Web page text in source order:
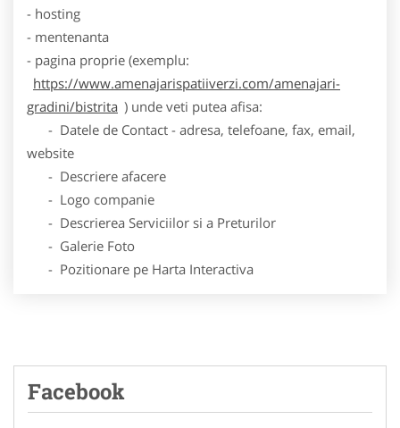
- hosting
- mentenanta
- pagina proprie (exemplu:
https://www.amenajarispatiiverzi.com/amenajari-
gradini/bistrita ) unde veti putea afisa:
- Datele de Contact - adresa, telefoane, fax, email,
website
- Descriere afacere
- Logo companie
- Descrierea Serviciilor si a Preturilor
- Galerie Foto
- Pozitionare pe Harta Interactiva
Facebook